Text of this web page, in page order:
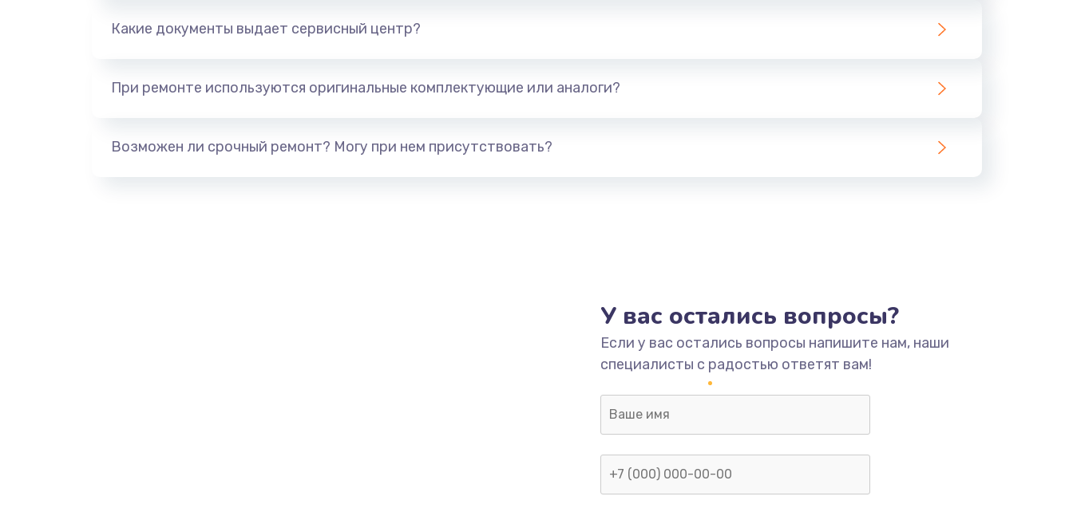
Какие документы выдает сервисный центр?
При ремонте используются оригинальные комплектующие или аналоги?
Возможен ли срочный ремонт? Могу при нем присутствовать?
У вас остались вопросы?
Если у вас остались вопросы напишите нам, наши
специалисты с радостью ответят вам!